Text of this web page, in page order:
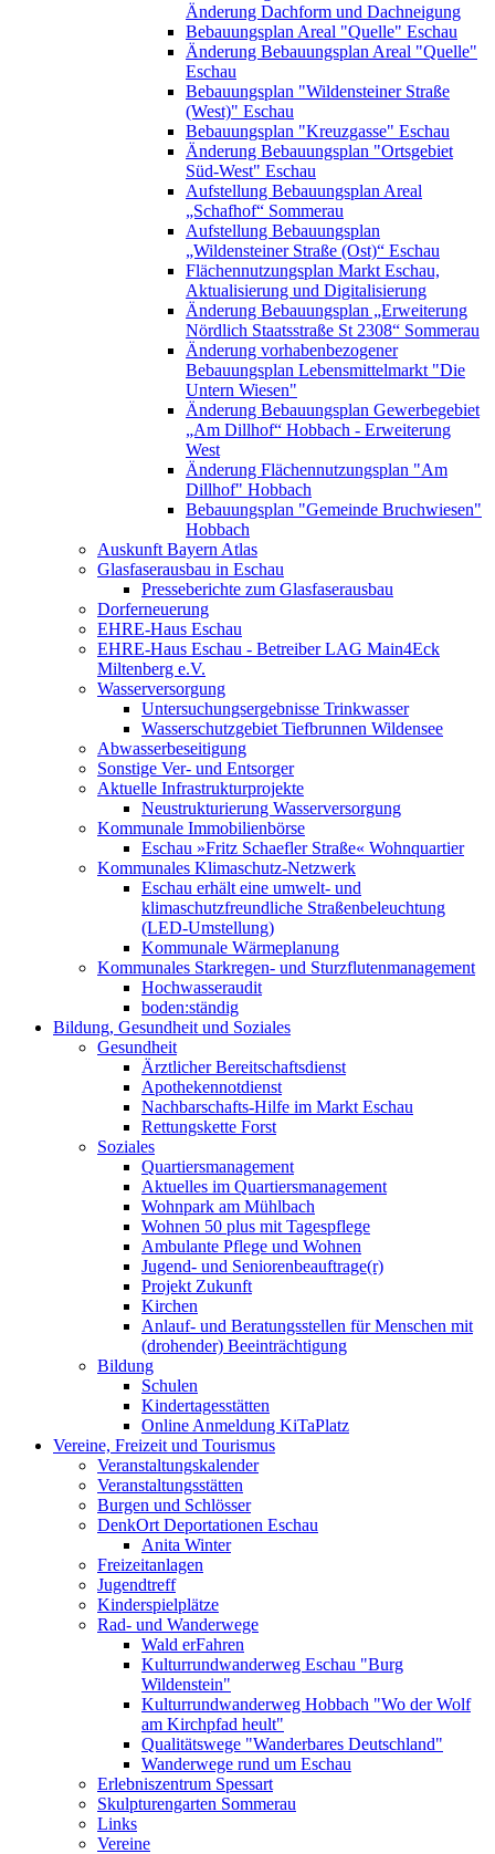
Änderung Dachform und Dachneigung
Bebauungsplan Areal "Quelle" Eschau
Änderung Bebauungsplan Areal "Quelle"
Eschau
Bebauungsplan "Wildensteiner Straße
(West)" Eschau
Bebauungsplan "Kreuzgasse" Eschau
Änderung Bebauungsplan "Ortsgebiet
Süd-West" Eschau
Aufstellung Bebauungsplan Areal
„Schafhof“ Sommerau
Aufstellung Bebauungsplan
„Wildensteiner Straße (Ost)“ Eschau
Flächennutzungsplan Markt Eschau,
Aktualisierung und Digitalisierung
Änderung Bebauungsplan „Erweiterung
Nördlich Staatsstraße St 2308“ Sommerau
Änderung vorhabenbezogener
Bebauungsplan Lebensmittelmarkt "Die
Untern Wiesen"
Änderung Bebauungsplan Gewerbegebiet
„Am Dillhof“ Hobbach - Erweiterung
West
Änderung Flächennutzungsplan "Am
Dillhof" Hobbach
Bebauungsplan "Gemeinde Bruchwiesen"
Hobbach
Auskunft Bayern Atlas
Glasfaserausbau in Eschau
Presseberichte zum Glasfaserausbau
Dorferneuerung
EHRE-Haus Eschau
EHRE-Haus Eschau - Betreiber LAG Main4Eck
Miltenberg e.V.
Wasserversorgung
Untersuchungsergebnisse Trinkwasser
Wasserschutzgebiet Tiefbrunnen Wildensee
Abwasserbeseitigung
Sonstige Ver- und Entsorger
Aktuelle Infrastrukturprojekte
Neustrukturierung Wasserversorgung
Kommunale Immobilienbörse
Eschau »Fritz Schaefler Straße« Wohnquartier
Kommunales Klimaschutz-Netzwerk
Eschau erhält eine umwelt- und
klimaschutzfreundliche Straßenbeleuchtung
(LED-Umstellung)
Kommunale Wärmeplanung
Kommunales Starkregen- und Sturzflutenmanagement
Hochwasseraudit
boden:ständig
Bildung, Gesundheit und Soziales
Gesundheit
Ärztlicher Bereitschaftsdienst
Apothekennotdienst
Nachbarschafts-Hilfe im Markt Eschau
Rettungskette Forst
Soziales
Quartiersmanagement
Aktuelles im Quartiersmanagement
Wohnpark am Mühlbach
Wohnen 50 plus mit Tagespflege
Ambulante Pflege und Wohnen
Jugend- und Seniorenbeauftrage(r)
Projekt Zukunft
Kirchen
Anlauf- und Beratungsstellen für Menschen mit
(drohender) Beeinträchtigung
Bildung
Schulen
Kindertagesstätten
Online Anmeldung KiTaPlatz
Vereine, Freizeit und Tourismus
Veranstaltungskalender
Veranstaltungsstätten
Burgen und Schlösser
DenkOrt Deportationen Eschau
Anita Winter
Freizeitanlagen
Jugendtreff
Kinderspielplätze
Rad- und Wanderwege
Wald erFahren
Kulturrundwanderweg Eschau "Burg
Wildenstein"
Kulturrundwanderweg Hobbach "Wo der Wolf
am Kirchpfad heult"
Qualitätswege "Wanderbares Deutschland"
Wanderwege rund um Eschau
Erlebniszentrum Spessart
Skulpturengarten Sommerau
Links
Vereine